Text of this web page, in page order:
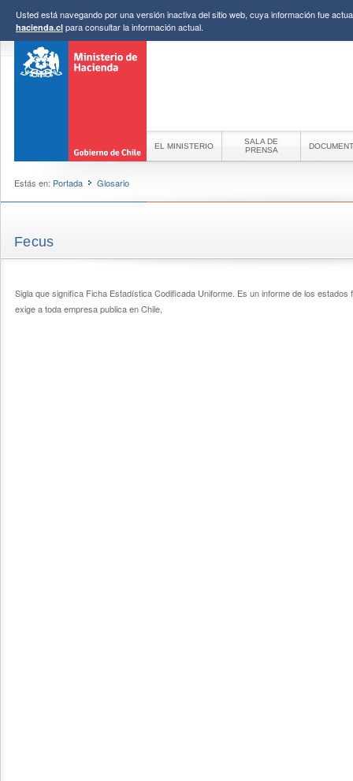
Usted está navegando por una versión inactiva del sitio web, cuya información fue
hacienda.cl para consultar la información actual.
EL MINISTERIO
SALA DE
PRENSA
Estás en: Portada Glosario
Fecus
Sigla que significa Ficha Estadística Codificada Uniforme. Es un informe de los
exige a toda empresa publica en Chile,